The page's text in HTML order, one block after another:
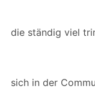
die ständig viel
sich in der